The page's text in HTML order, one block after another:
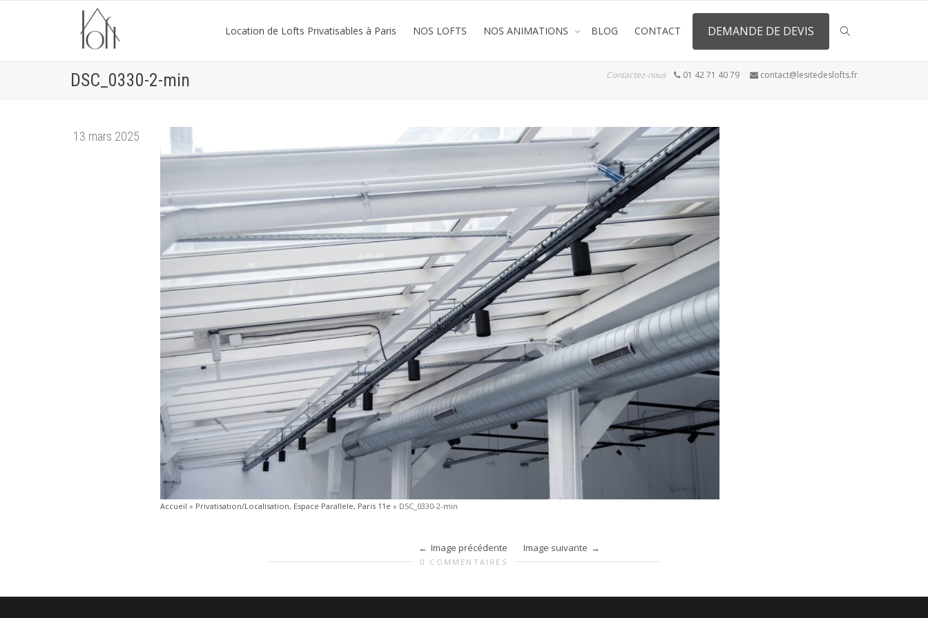
Location de Lofts Privatisables à Paris NOS LOFTS NOS ANIMATIONS BLOG CONTACT DEMANDE DE DEVIS
DSC_0330-2-min Contactez-nous 01 42 71 40 79 contact@lesitedeslofts.fr
13 mars 2025
Accueil » Privatisation/Localisation, Espace Parallele, Paris 11e » DSC_0330-2-min
Image précédente Image suivante
0 COMMENTAIRES